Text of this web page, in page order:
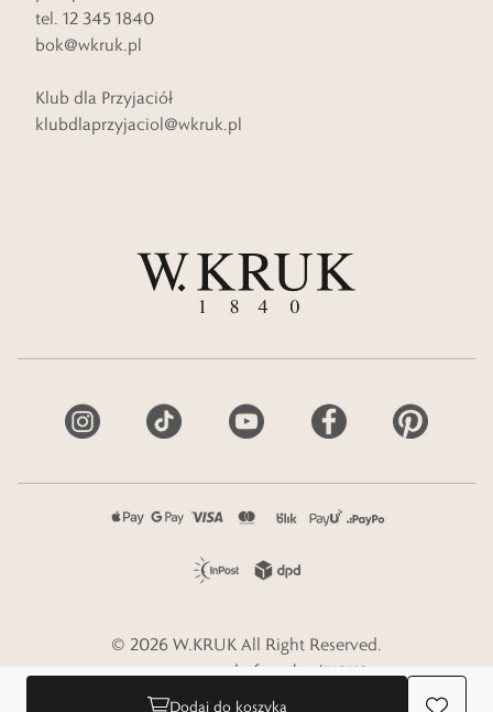
Dodaj do koszyka
tel. 12 345 1840
bok@wkruk.pl
Klub dla Przyjaciół
klubdlaprzyjaciol@wkruk.pl
© 2026 W.KRUK All Right Reserved.
e-commerce platform by